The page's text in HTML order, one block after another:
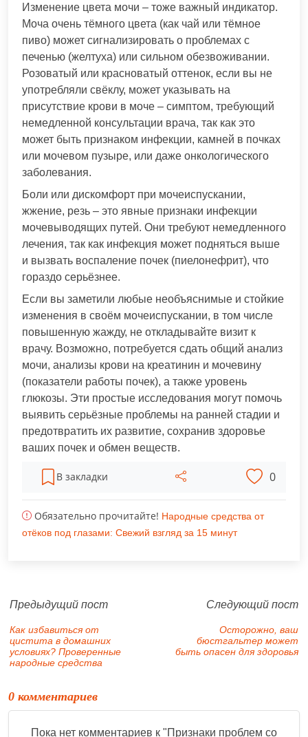
Изменение цвета мочи – тоже важный индикатор.
Моча очень тёмного цвета (как чай или тёмное
пиво) может сигнализировать о проблемах с
печенью (желтуха) или сильном обезвоживании.
Розоватый или красноватый оттенок, если вы не
употребляли свёклу, может указывать на
присутствие крови в моче – симптом, требующий
немедленной консультации врача, так как это
может быть признаком инфекции, камней в почках
или мочевом пузыре, или даже онкологического
заболевания.
Боли или дискомфорт при мочеиспускании,
жжение, резь – это явные признаки инфекции
мочевыводящих путей. Они требуют немедленного
лечения, так как инфекция может подняться выше
и вызвать воспаление почек (пиелонефрит), что
гораздо серьёзнее.
Если вы заметили любые необъяснимые и стойкие
изменения в своём мочеиспускании, в том числе
повышенную жажду, не откладывайте визит к
врачу. Возможно, потребуется сдать общий анализ
мочи, анализы крови на креатинин и мочевину
(показатели работы почек), а также уровень
глюкозы. Эти простые исследования могут помочь
выявить серьёзные проблемы на ранней стадии и
предотвратить их развитие, сохранив здоровье
ваших почек и обмен веществ.
В закладки 0
Обязательно прочитайте! Народные средства от
отёков под глазами: Свежий взгляд за 15 минут
Предыдущий пост
Как избавиться от
цистита в домашних
условиях? Проверенные
народные средства
Следующий пост
Осторожно, ваш
бюстгальтер может
быть опасен для здоровья
0 комментариев
Пока нет комментариев к "Признаки проблем со